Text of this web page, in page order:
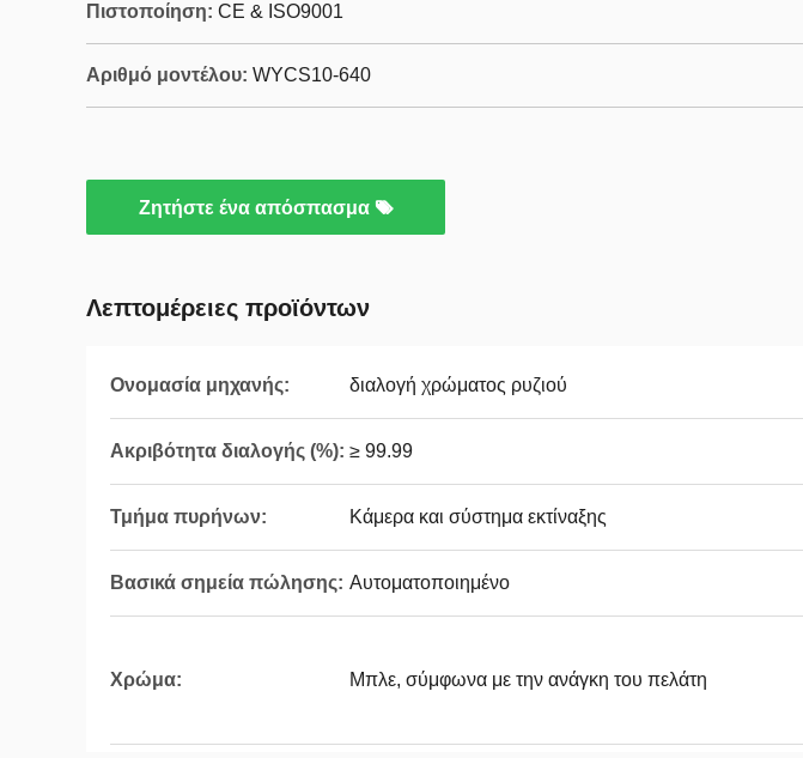
Πιστοποίηση: CE & ISO9001
Αριθμό μοντέλου: WYCS10-640
Ζητήστε ένα απόσπασμα
Λεπτομέρειες προϊόντων
Ονομασία μηχανής: διαλογή χρώματος ρυζιού
Ακριβότητα διαλογής (%): ≥ 99.99
Τμήμα πυρήνων: Κάμερα και σύστημα εκτίναξης
Βασικά σημεία πώλησης: Αυτοματοποιημένο
Χρώμα: Μπλε, σύμφωνα με την ανάγκη του πελάτη